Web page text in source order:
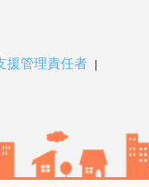
援管理責任者